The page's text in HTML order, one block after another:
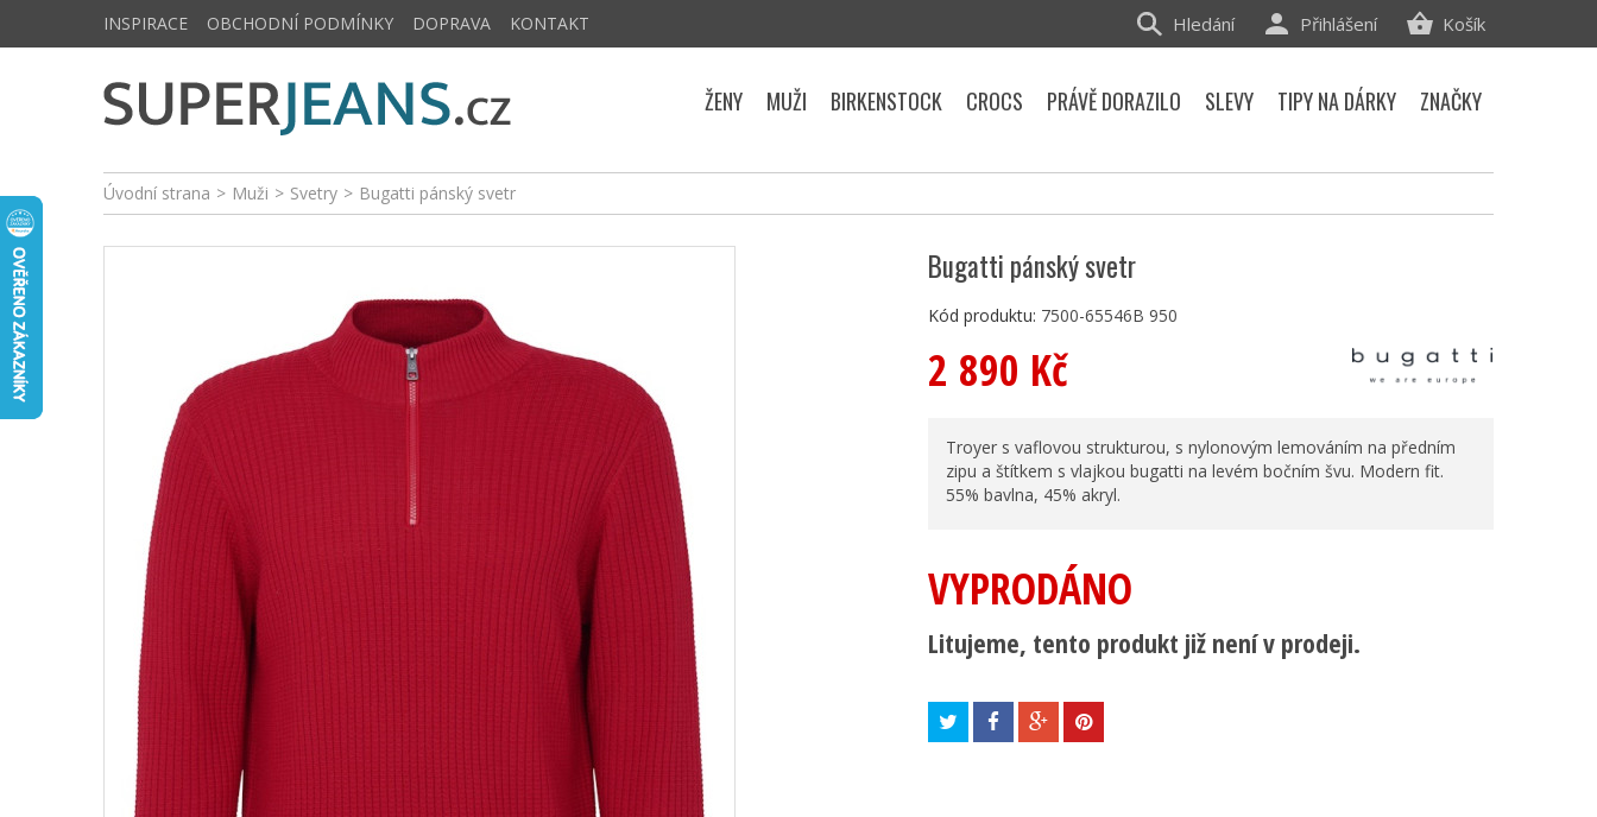
Úvodní strana > Muži > Svetry > Bugatti pánský svetr
Bugatti pánský svetr
Kód produktu: 7500-65546B 950
2 890 Kč
Troyer s vaflovou strukturou, s nylonovým lemováním na předním
zipu a štítkem s vlajkou bugatti na levém bočním švu. Modern fit.
55% bavlna, 45% akryl.
VYPRODÁNO
Litujeme, tento produkt již není v prodeji.
INSPIRACE OBCHODNÍ PODMÍNKY DOPRAVA KONTAKT Košík
Přihlášení
Hledání
ŽENY MUŽI BIRKENSTOCK CROCS PRÁVĚ DORAZILO SLEVY TIPY NA DÁRKY ZNAČKY